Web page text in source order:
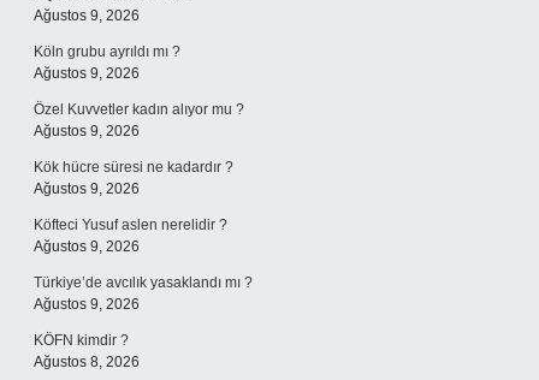
Ağustos 9, 2026
Köln grubu ayrıldı mı ?
Ağustos 9, 2026
Özel Kuvvetler kadın alıyor mu ?
Ağustos 9, 2026
Kök hücre süresi ne kadardır ?
Ağustos 9, 2026
Köfteci Yusuf aslen nerelidir ?
Ağustos 9, 2026
Türkiye’de avcılık yasaklandı mı ?
Ağustos 9, 2026
KÖFN kimdir ?
Ağustos 8, 2026